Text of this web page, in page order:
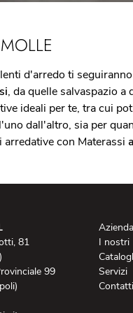
d'arredo ti
, da quelle salvaspazio
ideali per te, tra cui
dall'altro, sia per
con Materassi
81
99
Azienda
I nostri
Servizi
Contatti